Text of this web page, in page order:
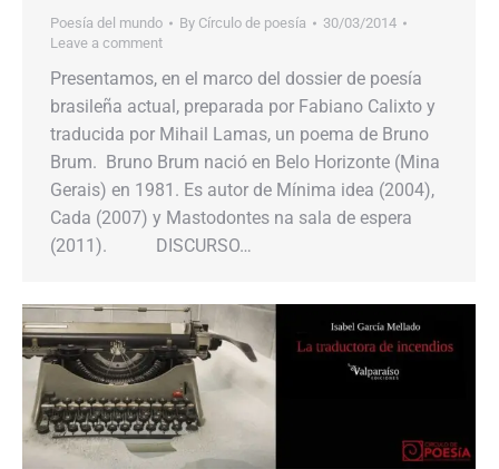
Poesía del mundo By Círculo de poesía
30/03/2014
Leave a comment
Presentamos, en el marco del dossier de poesía
brasileña actual, preparada por Fabiano Calixto y
traducida por Mihail Lamas, un poema de Bruno
Brum. Bruno Brum nació en Belo Horizonte (Mina
Gerais) en 1981. Es autor de Mínima idea (2004),
Cada (2007) y Mastodontes na sala de espera
(2011). DISCURSO…